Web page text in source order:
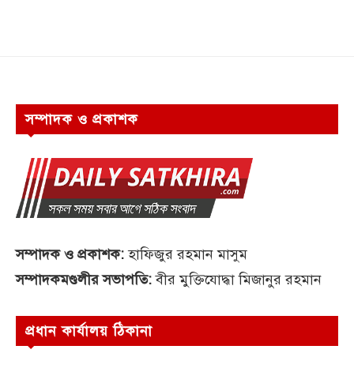
সম্পাদক ও প্রকাশক
সম্পাদক ও প্রকাশক:হাফিজুর রহমান মাসুম
সম্পাদকমণ্ডলীর সভাপতি:বীর মুক্তিযোদ্ধা মিজানুর রহমান
প্রধান কার্যালয় ঠিকানা